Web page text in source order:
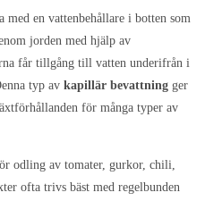
med en vattenbehållare i botten som
jorden med hjälp av
får tillgång till vatten underifrån i
typ av kapillär bevattning ger
för många typer av
odling av tomater, gurkor, chili,
ofta trivs bäst med regelbunden